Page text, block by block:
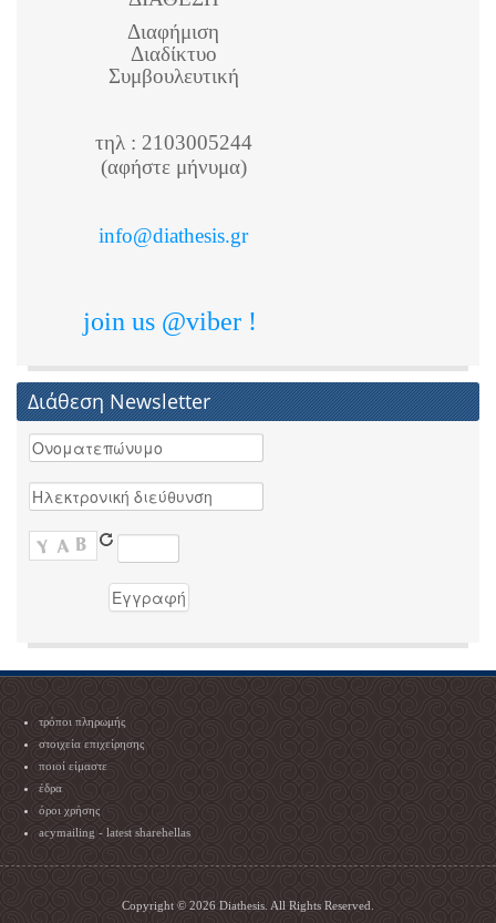
Διαφήμιση
Διαδίκτυο
Συμβουλευτική
τηλ : 2103005244
(αφήστε μήνυμα)
info@diathesis.gr
join us @viber !
Διάθεση Newsletter
τρόποι πληρωμής
στοιχεία επιχείρησης
ποιοί είμαστε
έδρα
όροι χρήσης
acymailing - latest sharehellas
Copyright © 2026 Diathesis. All Rights Reserved.